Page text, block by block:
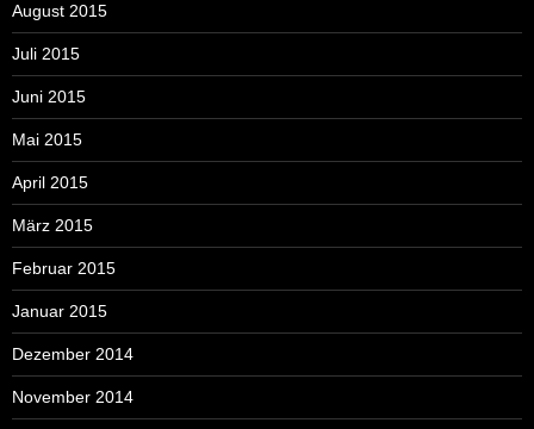
August 2015
Juli 2015
Juni 2015
Mai 2015
April 2015
März 2015
Februar 2015
Januar 2015
Dezember 2014
November 2014